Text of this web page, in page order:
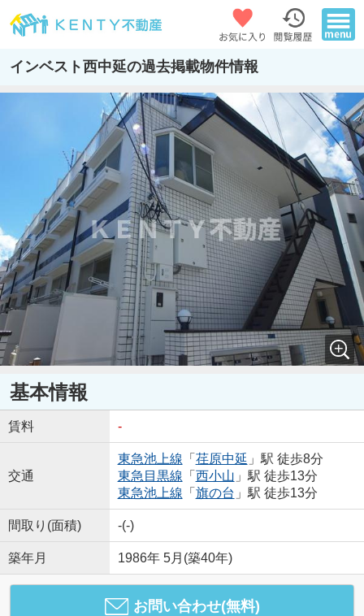
インベスト西中延の過去掲載物件情報
基本情報
賃料 -
交通
東急池上線 「 荏原中延 」駅 徒歩8分
東急目黒線 「 西小山 」駅 徒歩13分
東急池上線 「 旗の台 」駅 徒歩13分
間取り(面積) -(-)
築年月 1986年 5月(築40年)
お問い合わせ(無料)